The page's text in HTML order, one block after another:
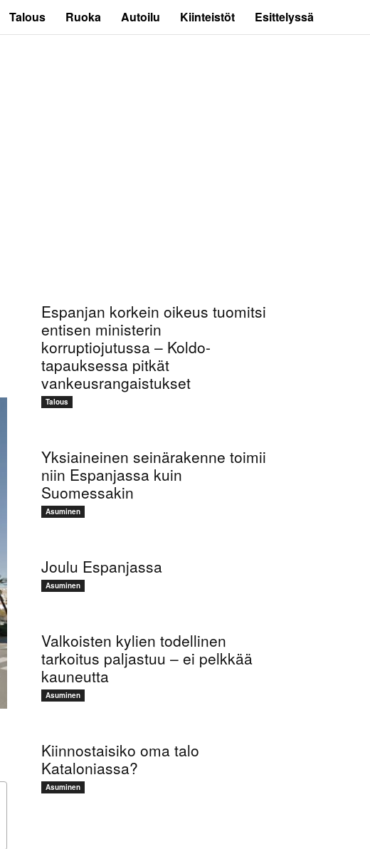
Talous Ruoka Autoilu Kiinteistöt Esittelyssä
Espanjan korkein oikeus tuomitsi
entisen ministerin
korruptiojutussa – Koldo-
tapauksessa pitkät
vankeusrangaistukset
Talous
Yksiaineinen seinärakenne toimii
niin Espanjassa kuin
Suomessakin
Asuminen
Joulu Espanjassa
Asuminen
Valkoisten kylien todellinen
tarkoitus paljastuu – ei pelkkää
kauneutta
Asuminen
Kiinnostaisiko oma talo
Kataloniassa?
Asuminen